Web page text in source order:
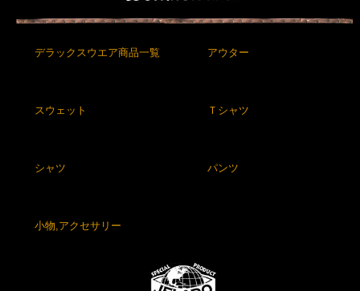
デラックスウエア商品一覧 アウター
スウェット Ｔシャツ
シャツ パンツ
小物,アクセサリー